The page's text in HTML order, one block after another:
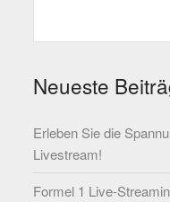
Neueste
Erleben Sie die
Livestream!
Formel 1 Live-